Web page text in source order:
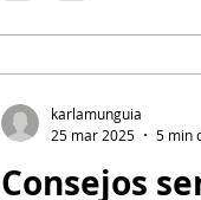
Consejos
karlamunguia
25 mar 2025
5 min